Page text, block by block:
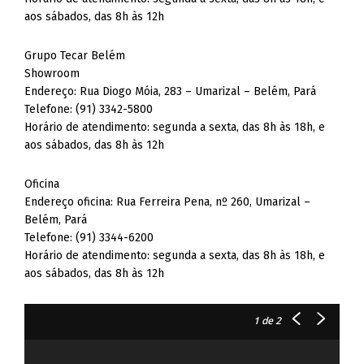
aos sábados, das 8h às 12h
Grupo Tecar Belém
Showroom
Endereço: Rua Diogo Móia, 283 – Umarizal – Belém, Pará
Telefone: (91) 3342-5800
Horário de atendimento: segunda a sexta, das 8h às 18h, e
aos sábados, das 8h às 12h
Oficina
Endereço oficina: Rua Ferreira Pena, nº 260, Umarizal –
Belém, Pará
Telefone: (91) 3344-6200
Horário de atendimento: segunda a sexta, das 8h às 18h, e
aos sábados, das 8h às 12h
1de 2